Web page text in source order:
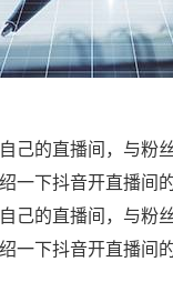
己的直播间，与粉
一下抖音开直播间
己的直播间，与粉
一下抖音开直播间